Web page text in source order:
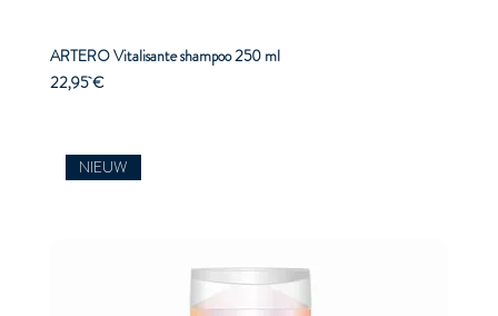
ARTERO Vitalisante shampoo 250 ml
Prix
22,95 €
NIEUW